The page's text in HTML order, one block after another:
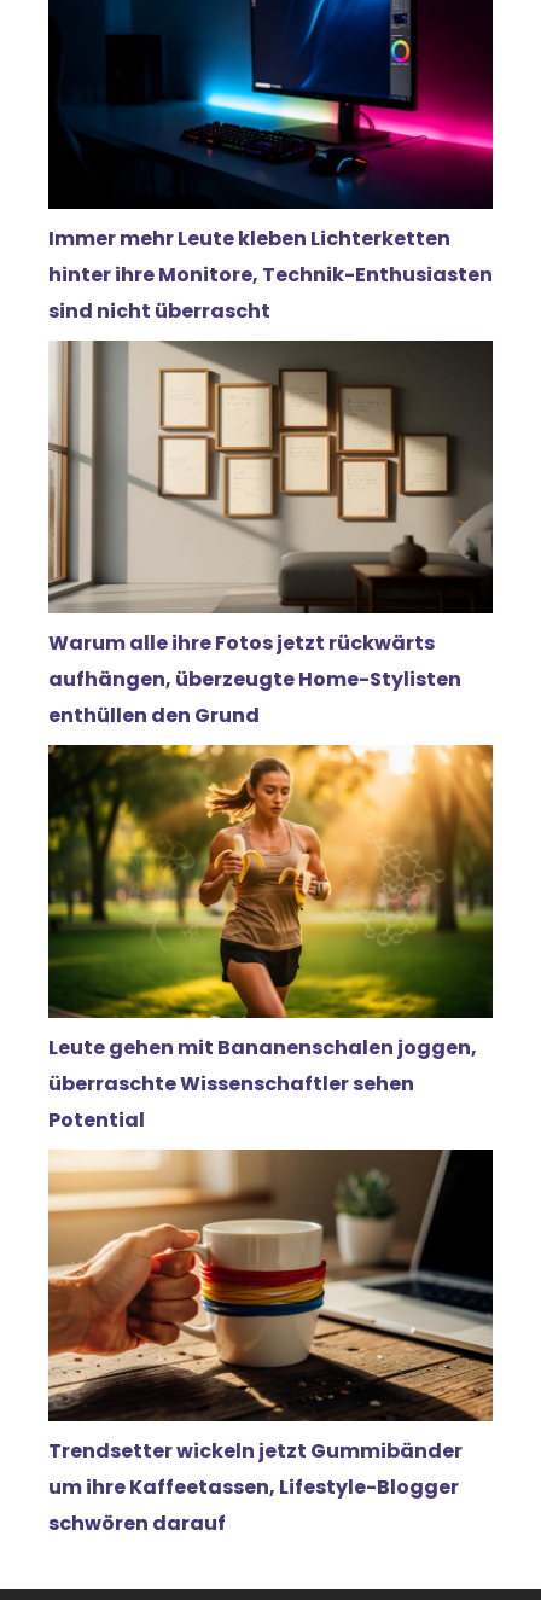
Immer mehr Leute kleben Lichterketten
hinter ihre Monitore, Technik-Enthusiasten
sind nicht überrascht
Warum alle ihre Fotos jetzt rückwärts
aufhängen, überzeugte Home-Stylisten
enthüllen den Grund
Leute gehen mit Bananenschalen joggen,
überraschte Wissenschaftler sehen
Potential
Trendsetter wickeln jetzt Gummibänder
um ihre Kaffeetassen, Lifestyle-Blogger
schwören darauf